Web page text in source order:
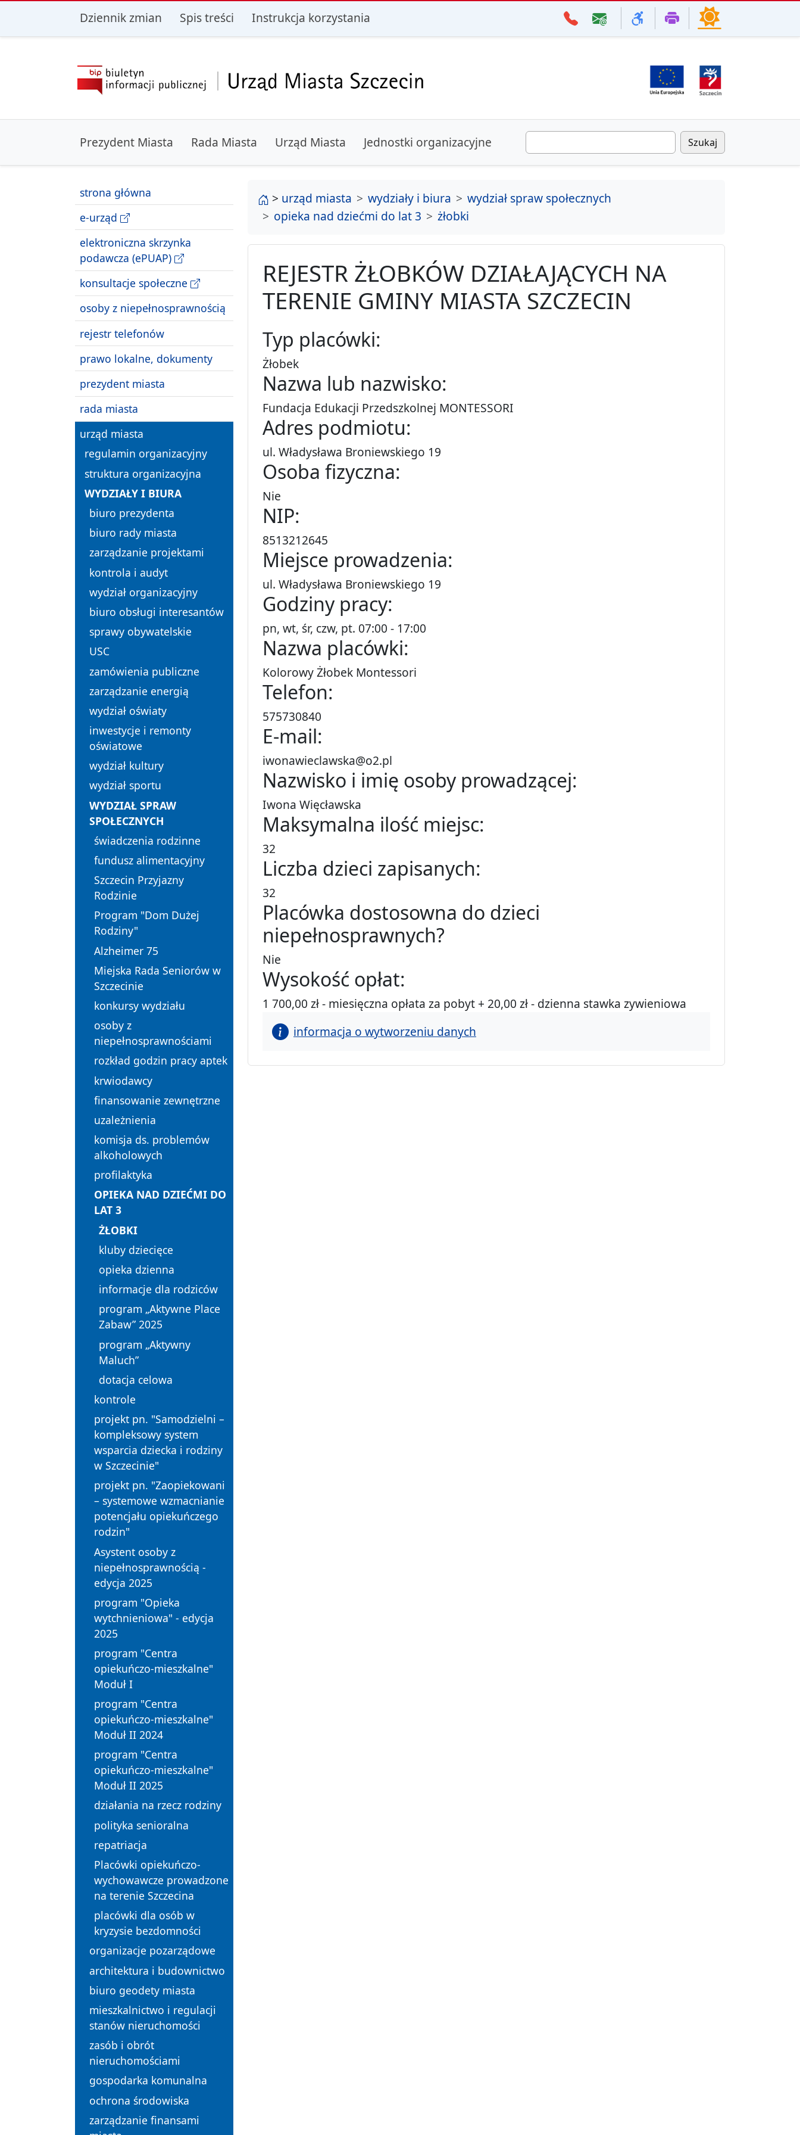
przejdź do głównego menu przejdź do treści
Dziennik zmian Spis treści Instrukcja korzystania
Prezydent Miasta Rada Miasta Urząd Miasta Jednostki organizacyjne Szukaj
strona główna
e-urząd
elektroniczna skrzynka
podawcza (ePUAP)
konsultacje społeczne
osoby z niepełnosprawnością
rejestr telefonów
prawo lokalne, dokumenty
prezydent miasta
rada miasta
urząd miasta
regulamin organizacyjny
struktura organizacyjna
WYDZIAŁY I BIURA
biuro prezydenta
biuro rady miasta
zarządzanie projektami
kontrola i audyt
wydział organizacyjny
biuro obsługi interesantów
sprawy obywatelskie
USC
zamówienia publiczne
zarządzanie energią
wydział oświaty
inwestycje i remonty
oświatowe
wydział kultury
wydział sportu
WYDZIAŁ SPRAW
SPOŁECZNYCH
świadczenia rodzinne
fundusz alimentacyjny
Szczecin Przyjazny
Rodzinie
Program "Dom Dużej
Rodziny"
Alzheimer 75
Miejska Rada Seniorów w
Szczecinie
konkursy wydziału
osoby z
niepełnosprawnościami
rozkład godzin pracy aptek
krwiodawcy
finansowanie zewnętrzne
uzależnienia
komisja ds. problemów
alkoholowych
profilaktyka
OPIEKA NAD DZIEĆMI DO
LAT 3
ŻŁOBKI
kluby dziecięce
opieka dzienna
informacje dla rodziców
program „Aktywne Place
Zabaw” 2025
program „Aktywny
Maluch”
dotacja celowa
kontrole
projekt pn. "Samodzielni –
kompleksowy system
wsparcia dziecka i rodziny
w Szczecinie"
projekt pn. "Zaopiekowani
– systemowe wzmacnianie
potencjału opiekuńczego
rodzin"
Asystent osoby z
niepełnosprawnością -
edycja 2025
program "Opieka
wytchnieniowa" - edycja
2025
program "Centra
opiekuńczo-mieszkalne"
Moduł I
program "Centra
opiekuńczo-mieszkalne"
Moduł II 2024
program "Centra
opiekuńczo-mieszkalne"
Moduł II 2025
działania na rzecz rodziny
polityka senioralna
repatriacja
Placówki opiekuńczo-
wychowawcze prowadzone
na terenie Szczecina
placówki dla osób w
kryzysie bezdomności
organizacje pozarządowe
architektura i budownictwo
biuro geodety miasta
mieszkalnictwo i regulacji
stanów nieruchomości
zasób i obrót
nieruchomościami
gospodarka komunalna
ochrona środowiska
zarządzanie finansami
strona główna
> urząd miasta wydziały i biura
wydział spraw społecznych
opieka nad dziećmi do lat 3
żłobki
REJESTR ŻŁOBKÓW DZIAŁAJĄCYCH NA
TERENIE GMINY MIASTA SZCZECIN
Typ placówki:
Żłobek
Nazwa lub nazwisko:
Fundacja Edukacji Przedszkolnej MONTESSORI
Adres podmiotu:
ul. Władysława Broniewskiego 19
Osoba fizyczna:
Nie
NIP:
8513212645
Miejsce prowadzenia:
ul. Władysława Broniewskiego 19
Godziny pracy:
pn, wt, śr, czw, pt. 07:00 - 17:00
Nazwa placówki:
Kolorowy Żłobek Montessori
Telefon:
575730840
E-mail:
iwonawieclawska@o2.pl
Nazwisko i imię osoby prowadzącej:
Iwona Więcławska
Maksymalna ilość miejsc:
32
Liczba dzieci zapisanych:
32
Placówka dostosowna do dzieci
niepełnosprawnych?
Nie
Wysokość opłat:
1 700,00 zł - miesięczna opłata za pobyt + 20,00 zł - dzienna stawka zywieniowa
informacja o wytworzeniu danych